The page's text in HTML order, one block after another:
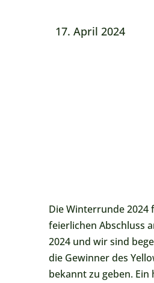
17. April 2024
Die Winterrunde 2024
feierlichen Abschluss
2024 und wir sind
die Gewinner des
bekannt zu geben. Ein